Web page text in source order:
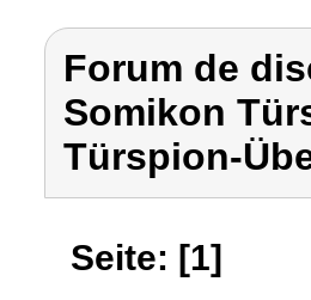
Forum de
Somikon
Türspion-
Seite: [1]